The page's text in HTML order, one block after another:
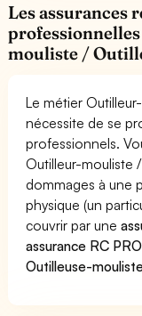
Les assurances
mouliste /
Le métier
nécessite de se
professionnels.
Outilleur-mouliste
dommages à une
physique (un
couvrir par une
assurance RC
Outilleuse-